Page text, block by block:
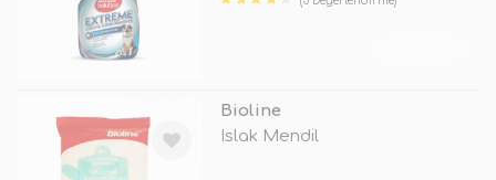
Bioline
Islak Mendil